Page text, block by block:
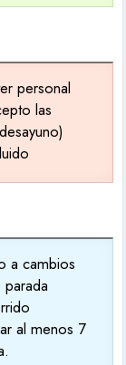
personal
las
a cambios
al menos 7